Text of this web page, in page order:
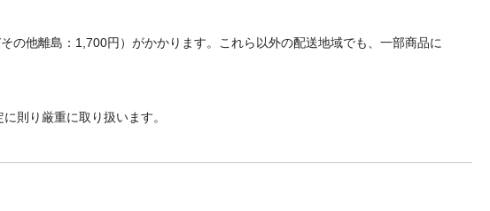
他離島：1,700円）がかかります。これら以外の配送地域でも、一部商品に
則り厳重に取り扱います。